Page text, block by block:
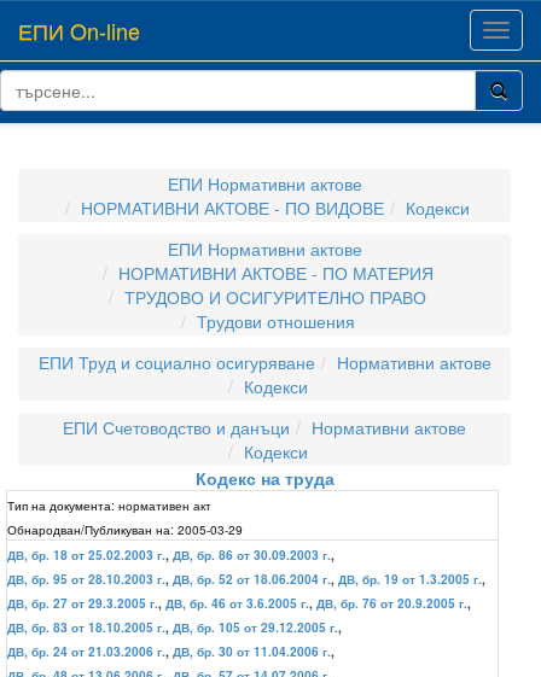
ЕПИ On-line
ЕПИ Нормативни актове
НОРМАТИВНИ АКТОВЕ - ПО ВИДОВЕ
Кодекси
ЕПИ Нормативни актове
НОРМАТИВНИ АКТОВЕ - ПО МАТЕРИЯ
ТРУДОВО И ОСИГУРИТЕЛНО ПРАВО
Трудови отношения
ЕПИ Труд и социално осигуряване
Нормативни актове
Кодекси
ЕПИ Счетоводство и данъци
Нормативни актове
Кодекси
Кодекс на труда
Тип на документа: нормативен акт
Обнародван/Публикуван на: 2005-03-29
ДВ, бр. 18 от 25.02.2003 г., ДВ, бр. 86 от 30.09.2003 г.,
ДВ, бр. 95 от 28.10.2003 г., ДВ, бр. 52 от 18.06.2004 г., ДВ, бр. 19 от 1.3.2005 г.,
ДВ, бр. 27 от 29.3.2005 г., ДВ, бр. 46 от 3.6.2005 г., ДВ, бр. 76 от 20.9.2005 г.,
ДВ, бр. 83 от 18.10.2005 г., ДВ, бр. 105 от 29.12.2005 г.,
ДВ, бр. 24 от 21.03.2006 г., ДВ, бр. 30 от 11.04.2006 г.,